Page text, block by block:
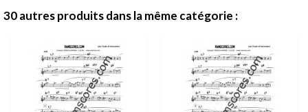
30 autres produits dans la même catégorie :